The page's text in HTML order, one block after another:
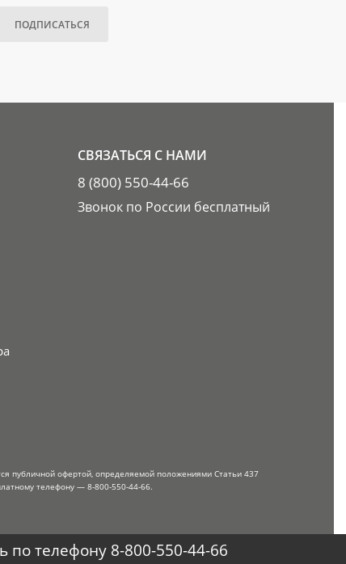
ПОДПИСАТЬСЯ
СВЯЗАТЬСЯ С НАМИ
8 (800) 550-44-66
Звонок по России бесплатный
публичной офертой, определяемой положениями Статьи 437
телефону — 8-800-550-44-66.
телефону 8-800-550-44-66